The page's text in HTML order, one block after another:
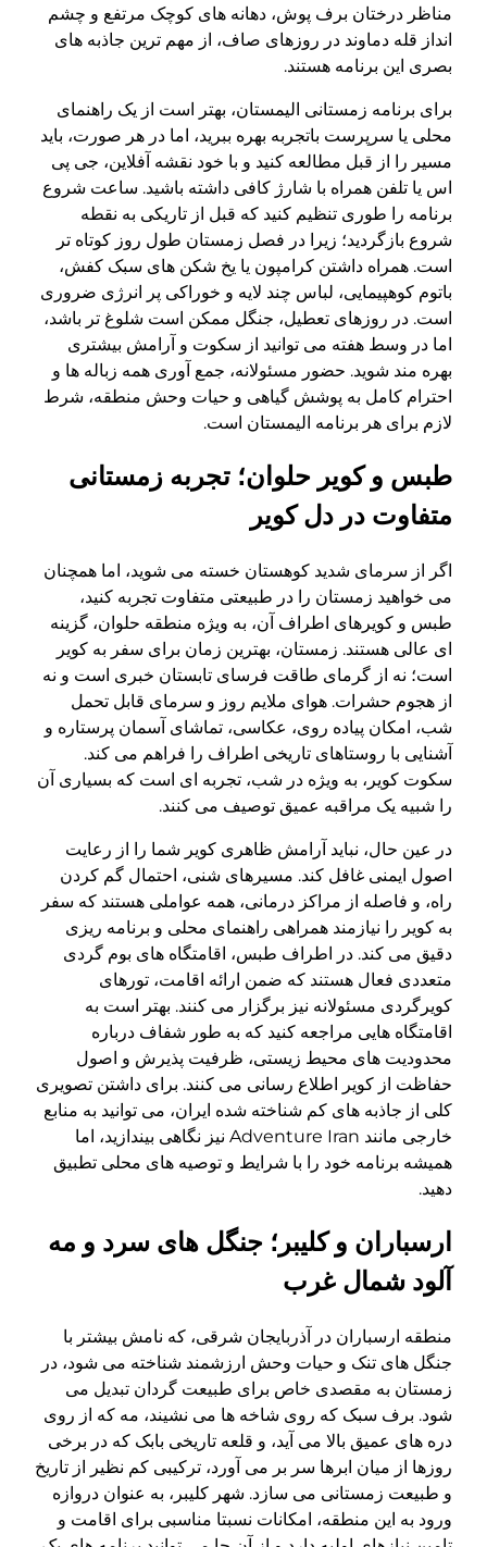
مناظر درختان برف پوش، دهانه های کوچک مرتفع و چشم
انداز قله دماوند در روزهای صاف، از مهم ترین جاذبه های
بصری این برنامه هستند.
برای برنامه زمستانی الیمستان، بهتر است از یک راهنمای
محلی یا سرپرست باتجربه بهره ببرید، اما در هر صورت، باید
مسیر را از قبل مطالعه کنید و با خود نقشه آفلاین، جی پی
اس یا تلفن همراه با شارژ کافی داشته باشید. ساعت شروع
برنامه را طوری تنظیم کنید که قبل از تاریکی به نقطه
شروع بازگردید؛ زیرا در فصل زمستان طول روز کوتاه تر
است. همراه داشتن کرامپون یا یخ شکن های سبک کفش،
باتوم کوهپیمایی، لباس چند لایه و خوراکی پر انرژی ضروری
است. در روزهای تعطیل، جنگل ممکن است شلوغ تر باشد،
اما در وسط هفته می توانید از سکوت و آرامش بیشتری
بهره مند شوید. حضور مسئولانه، جمع آوری همه زباله ها و
احترام کامل به پوشش گیاهی و حیات وحش منطقه، شرط
لازم برای هر برنامه الیمستان است.
طبس و کویر حلوان؛ تجربه زمستانی
متفاوت در دل کویر
اگر از سرمای شدید کوهستان خسته می شوید، اما همچنان
می خواهید زمستان را در طبیعتی متفاوت تجربه کنید،
طبس و کویرهای اطراف آن، به ویژه منطقه حلوان، گزینه
ای عالی هستند. زمستان، بهترین زمان برای سفر به کویر
است؛ نه از گرمای طاقت فرسای تابستان خبری است و نه
از هجوم حشرات. هوای ملایم روز و سرمای قابل تحمل
شب، امکان پیاده روی، عکاسی، تماشای آسمان پرستاره و
آشنایی با روستاهای تاریخی اطراف را فراهم می کند.
سکوت کویر، به ویژه در شب، تجربه ای است که بسیاری آن
را شبیه یک مراقبه عمیق توصیف می کنند.
در عین حال، نباید آرامش ظاهری کویر شما را از رعایت
اصول ایمنی غافل کند. مسیرهای شنی، احتمال گم کردن
راه، و فاصله از مراکز درمانی، همه عواملی هستند که سفر
به کویر را نیازمند همراهی راهنمای محلی و برنامه ریزی
دقیق می کند. در اطراف طبس، اقامتگاه های بوم گردی
متعددی فعال هستند که ضمن ارائه اقامت، تورهای
کویرگردی مسئولانه نیز برگزار می کنند. بهتر است به
اقامتگاه هایی مراجعه کنید که به طور شفاف درباره
محدودیت های محیط زیستی، ظرفیت پذیرش و اصول
حفاظت از کویر اطلاع رسانی می کنند. برای داشتن تصویری
کلی از جاذبه های کم شناخته شده ایران، می توانید به منابع
خارجی مانند Adventure Iran نیز نگاهی بیندازید، اما
همیشه برنامه خود را با شرایط و توصیه های محلی تطبیق
دهید.
ارسباران و کلیبر؛ جنگل های سرد و مه
آلود شمال غرب
منطقه ارسباران در آذربایجان شرقی، که نامش بیشتر با
جنگل های تنک و حیات وحش ارزشمند شناخته می شود، در
زمستان به مقصدی خاص برای طبیعت گردان تبدیل می
شود. برف سبک که روی شاخه ها می نشیند، مه که از روی
دره های عمیق بالا می آید، و قلعه تاریخی بابک که در برخی
روزها از میان ابرها سر بر می آورد، ترکیبی کم نظیر از تاریخ
و طبیعت زمستانی می سازد. شهر کلیبر، به عنوان دروازه
ورود به این منطقه، امکانات نسبتا مناسبی برای اقامت و